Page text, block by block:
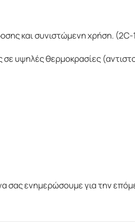
και συνιστώμενη χρήση. (2C-
υψηλές θερμοκρασίες
σας ενημερώσουμε για την